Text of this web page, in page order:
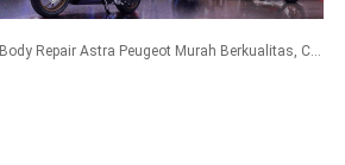
Body Repair Astra Peugeot Murah Berkualitas, Cuma Rp 340 Ribu Untuk Cat Bumper